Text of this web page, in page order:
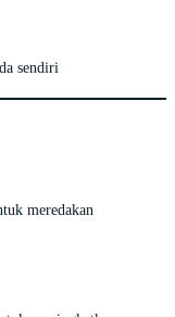
sendiri
meredakan